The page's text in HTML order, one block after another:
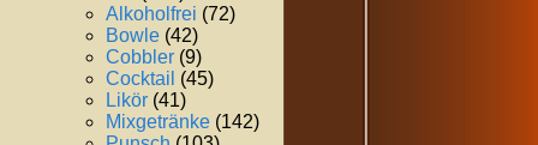
Alkoholfrei (72)
Bowle (42)
Cobbler (9)
Cocktail (45)
Likör (41)
Mixgetränke (142)